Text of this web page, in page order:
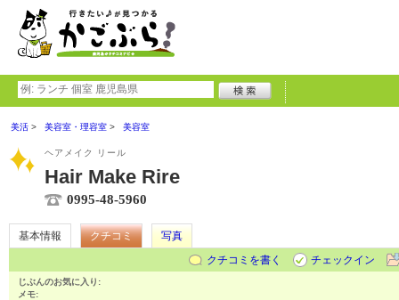
美活 美容室・理容室 美容室
ヘアメイク リール
Hair Make Rire
0995-48-5960
基本情報 クチコミ
写真
クチコミを書く
チェックイン
じぶんのお気に入り:
メモ: